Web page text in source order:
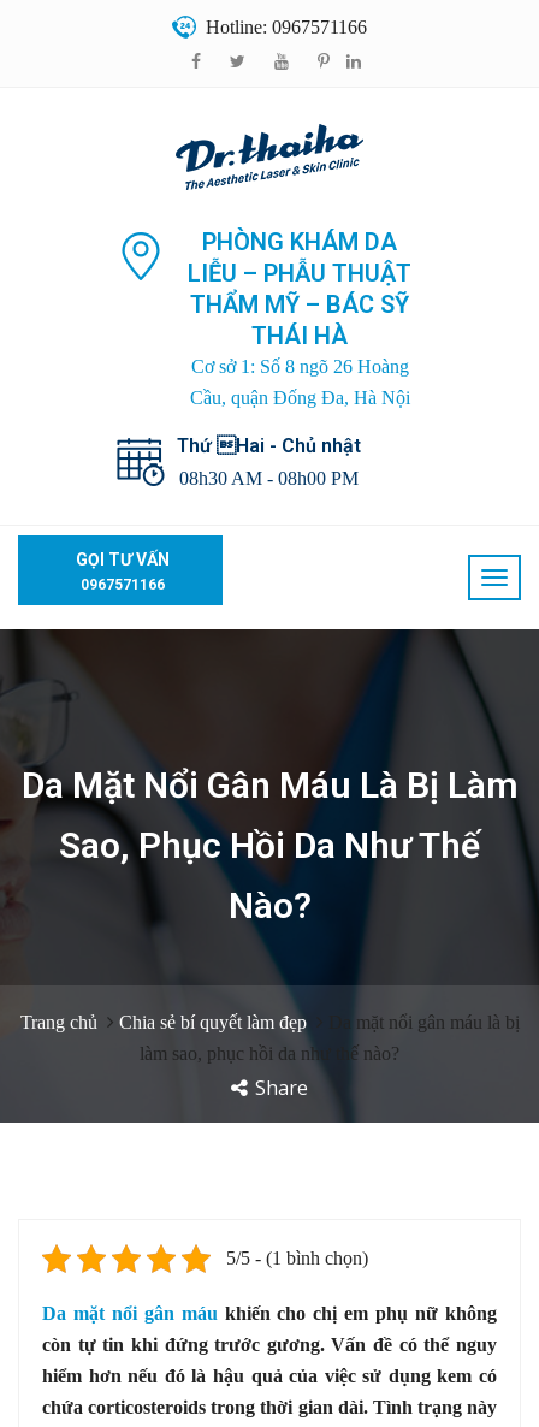
Hotline: 0967571166
PHÒNG KHÁM DA
LIỄU – PHẪU THUẬT
THẨM MỸ – BÁC SỸ
THÁI HÀ
Cơ sở 1: Số 8 ngõ 26 Hoàng
Cầu, quận Đống Đa, Hà Nội
Thứ Hai - Chủ nhật
08h30 AM - 08h00 PM
GỌI TƯ VẤN
0967571166
Da Mặt Nổi Gân Máu Là Bị Làm
Sao, Phục Hồi Da Như Thế
Nào?
Trang chủ Chia sẻ bí quyết làm đẹp
Da mặt nổi gân máu là bị
làm sao, phục hồi da như thế nào?
Share
5/5 - (1 bình chọn)
Da mặt nổi gân máu khiến cho chị em phụ nữ không
còn tự tin khi đứng trước gương. Vấn đề có thể nguy
hiểm hơn nếu đó là hậu quả của việc sử dụng kem có
chứa corticosteroids trong thời gian dài. Tình trạng này